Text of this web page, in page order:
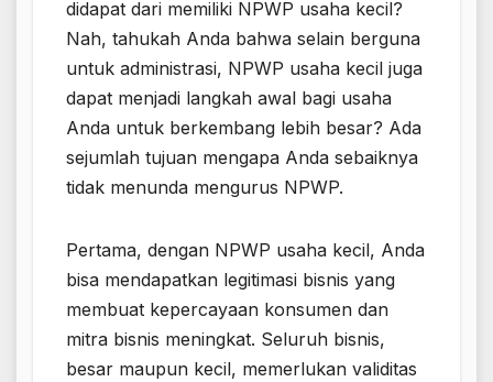
didapat dari memiliki NPWP usaha kecil?
Nah, tahukah Anda bahwa selain berguna
untuk administrasi, NPWP usaha kecil juga
dapat menjadi langkah awal bagi usaha
Anda untuk berkembang lebih besar? Ada
sejumlah tujuan mengapa Anda sebaiknya
tidak menunda mengurus NPWP.
Pertama, dengan NPWP usaha kecil, Anda
bisa mendapatkan legitimasi bisnis yang
membuat kepercayaan konsumen dan
mitra bisnis meningkat. Seluruh bisnis,
besar maupun kecil, memerlukan validitas